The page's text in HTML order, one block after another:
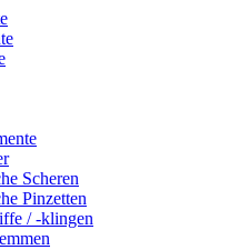
Scheren
Pinzetten
/ -klingen